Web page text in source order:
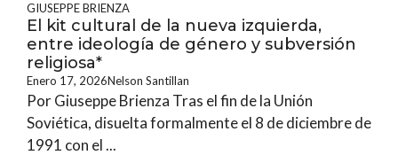
GIUSEPPE BRIENZA
El kit cultural de la nueva izquierda,
entre ideología de género y subversión
religiosa*
Enero 17, 2026Nelson Santillan
Por Giuseppe Brienza Tras el fin de la Unión
Soviética, disuelta formalmente el 8 de diciembre de
1991 con el ...